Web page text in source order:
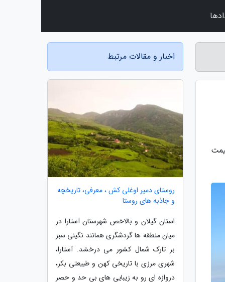
اخبار و مقالات مرتبط
روستای دمیر اوغلی کش ، معرفی، تاریخچه
و جاذبه های روستا
استان گیلان و بالاخص شهرستان آستارا در
میان منطقه ها گردشگری همانند نگینی سبز
بر تارک شمال کشور می درخشد. آستارا،
شهری مرزی با تاریخی کهن و طبیعتی بکر،
دروازه ای رو به زیبایی های بی حد و حصر